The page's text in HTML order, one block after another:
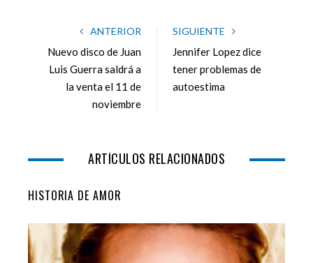
e
o
o
k
t
e
r
g
e
+
d
I
ANTERIOR
Nuevo disco de Juan
Luis Guerra saldrá a
la venta el 11 de
noviembre
SIGUIENTE
Jennifer Lopez dice
tener problemas de
autoestima
ARTÍCULOS RELACIONADOS
HISTORIA DE AMOR